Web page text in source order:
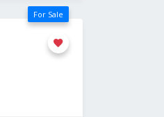
For Sale